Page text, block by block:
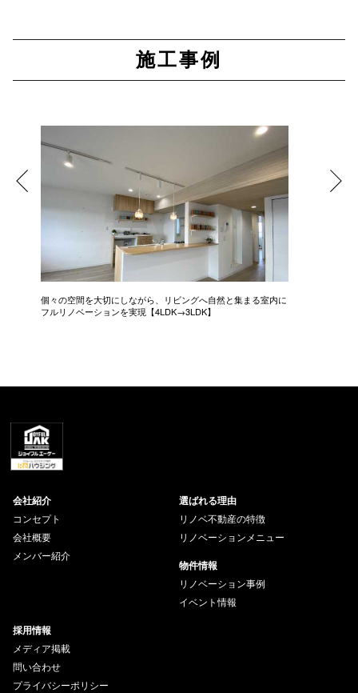
施工事例
個々の空間を大切にしながら、リビングへ自然と集まる室内に
フルリノベーションを実現【4LDK→3LDK】
会社紹介
コンセプト
会社概要
メンバー紹介
選ばれる理由
リノベ不動産の特徴
リノベーションメニュー
物件情報
リノベーション事例
イベント情報
採用情報
メディア掲載
問い合わせ
プライバシーポリシー